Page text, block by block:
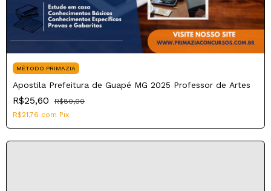
MÉTODO PRIMAZIA
Apostila Prefeitura de Guapé MG 2025 Professor de Artes
R$25,60
R$80,00
R$21,76 com Pix